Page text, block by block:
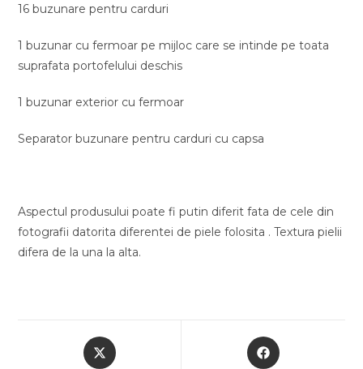
16 buzunare pentru carduri
1 buzunar cu fermoar pe mijloc care se intinde pe toata
suprafata portofelului deschis
1 buzunar exterior cu fermoar
Separator buzunare pentru carduri cu capsa
Aspectul produsului poate fi putin diferit fata de cele din
fotografii datorita diferentei de piele folosita . Textura pielii
difera de la una la alta.
Opens
in
Opens
in